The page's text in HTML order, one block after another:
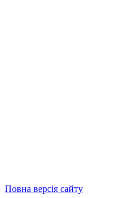
Повна версія сайту